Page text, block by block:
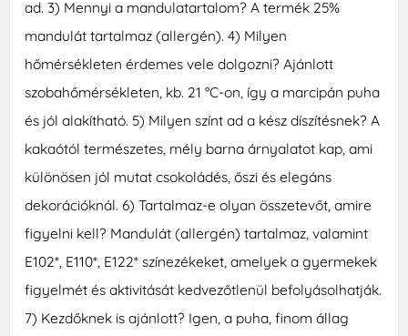
ad. 3) Mennyi a mandulatartalom? A termék 25%
mandulát tartalmaz (allergén). 4) Milyen
hőmérsékleten érdemes vele dolgozni? Ajánlott
szobahőmérsékleten, kb. 21 °C-on, így a marcipán puha
és jól alakítható. 5) Milyen színt ad a kész díszítésnek? A
kakaótól természetes, mély barna árnyalatot kap, ami
különösen jól mutat csokoládés, őszi és elegáns
dekorációknál. 6) Tartalmaz-e olyan összetevőt, amire
figyelni kell? Mandulát (allergén) tartalmaz, valamint
E102*, E110*, E122* színezékeket, amelyek a gyermekek
figyelmét és aktivitását kedvezőtlenül befolyásolhatják.
7) Kezdőknek is ajánlott? Igen, a puha, finom állag